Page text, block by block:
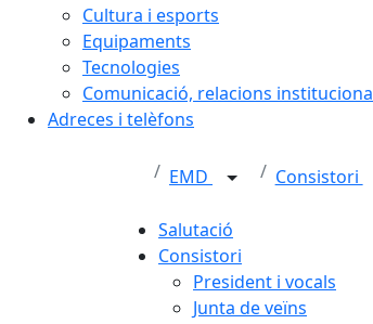
Cultura i esports
Equipaments
Tecnologies
Comunicació, relacions
Adreces i telèfons
EMD Consistori
Salutació
Consistori
President i vocals
Junta de veïns